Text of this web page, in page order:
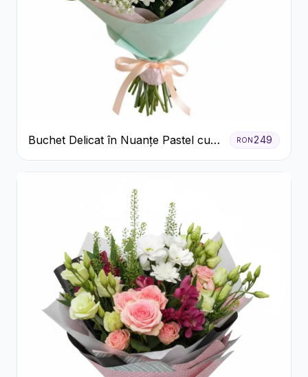
Buchet Delicat în Nuanțe Pastel cu
Trandafiri și Crizanteme Roz
RON249